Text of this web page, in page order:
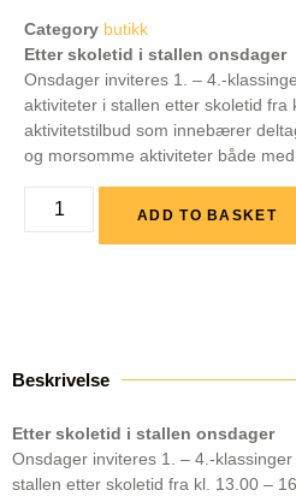
Category butikk
Etter skoletid i stallen onsdager
Onsdager inviteres 1. – 4.-
aktiviteter i stallen etter skoletid
aktivitetstilbud som innebærer
og morsomme aktiviteter både
ADD TO BASKET
Beskrivelse
Etter skoletid i stallen onsdager
Onsdager inviteres 1. – 4.-
stallen etter skoletid fra kl. 13.00 –